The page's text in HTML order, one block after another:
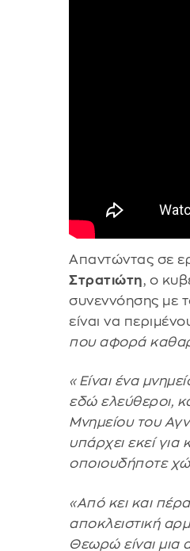
Απαντώντας σε
Στρατιώτη, ο
συνεννόησης με
είναι να
που αφορά
«Είναι ένα
εδώ ελεύθεροι,
Μνημείου του
υπάρχει εκεί
οποιουδήποτε
«Από κει και
αποκλειστική
Θεωρώ είναι μια